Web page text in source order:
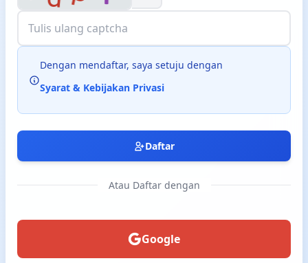
Langsung ke konten utama
Dengan mendaftar, saya setuju dengan
Syarat & Kebijakan Privasi
Daftar
Atau Daftar dengan
Google